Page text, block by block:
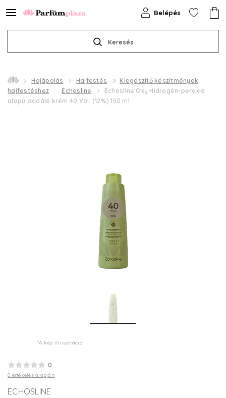
Keresés
Belépés
Hajápolás Hajfestés
Kiegészítő készítmények
hajfestéshez
Echosline
Echosline Oxy Hidrogén-peroxid
alapú oxidáló krém 40 Vol. (12%) 150 ml
*A kép illusztráció
0
0 értékelés alapján
ECHOSLINE